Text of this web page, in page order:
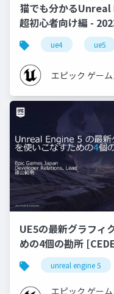
猫でも分かる
超初心者向け編 -
ue4 ue5
エピック ゲー
UE5の最新グラフィ
めの4個の勘所
unreal engine 5
エピック ゲー